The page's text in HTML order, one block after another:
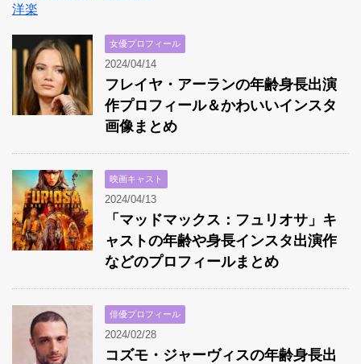
洋楽
女優プロフィール
2024/04/14
フレイヤ・アーランの年齢身長出演
作プロフィール＆かわいいインスタ
画像まとめ
映画キャスト
2024/04/13
「マッドマックス：フュリオサ」キ
ャストの年齢や身長インスタ出演作
などのプロフィールまとめ
俳優プロフィール
2024/02/28
コズモ・ジャーヴィスの年齢身長出